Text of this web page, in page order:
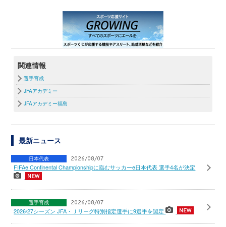
関連情報
選手育成
JFAアカデミー
JFAアカデミー福島
最新ニュース
日本代表 2026/08/07
FIFAe Continental Championshipに臨むサッカーe日本代表 選手4名が決定
選手育成 2026/08/07
2026/27シーズン JFA・Ｊリーグ特別指定選手に9選手を認定